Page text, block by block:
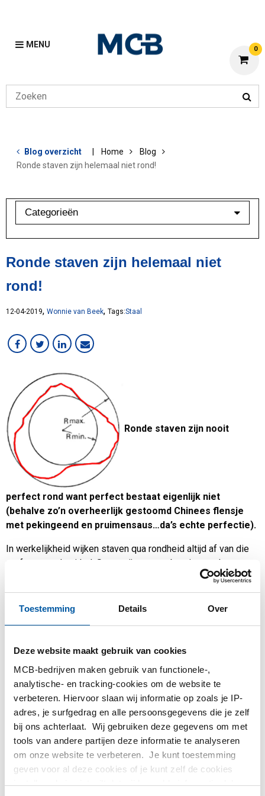
Toestemming Details Over
Deze website maakt gebruik van cookies
MCB-bedrijven maken gebruik van functionele-,
analytische- en tracking-cookies om de website te
verbeteren. Hiervoor slaan wij informatie op zoals je IP-
adres, je surfgedrag en alle persoonsgegevens die je zelf
bij ons achterlaat. Wij gebruiken deze gegevens om met
tools van andere partijen deze informatie te analyseren
om onze website te verbeteren. Je kunt toestemming
geven voor al deze cookies of je kunt zelf de cookies
instellen als je niet wilt dat wij bepaalde informatie delen.
MENU 0
Blog overzicht Home
Blog
Ronde staven zijn helemaal niet rond!
Categorieën
Lean
MVO
Overig
Services
Werken bij MCB
Ronde staven zijn helemaal niet
rond!
12-04-2019, Wonnie van Beek, Tags:Staal
Ronde staven zijn nooit
perfect rond want perfect bestaat eigenlijk niet
(behalve zo’n overheerlijk gestoomd Chinees flensje
met pekingeend en pruimensaus…da’s echte perfectie).
In werkelijkheid wijken staven qua rondheid altijd af van die
perfecte ronde cirkel. Soms zijn ze een beetje ovaal, soms
driehoekig, meestal een combi van beide. Die afwijkingen
kunnen knap lastig zijn als we er bijvoorbeeld een lager
overheen willen schuiven. Bij een geringe afwijking lukt dat al
en rvs stafstaal, wordt de maatvoering van rond stafstaal
besproken en vastgelegd. In het Engels noemen we de
afwijking van die perfecte rondheid “out of round”.
In paragraaf 3.1 van deze norm staat geschreven: ‘Out of
round: The difference between the least and greatest
dimension measured across the pairs of opposing points at
a common cross section’.
Een 2-puntsmeting dus. Het probleem is echter dat je